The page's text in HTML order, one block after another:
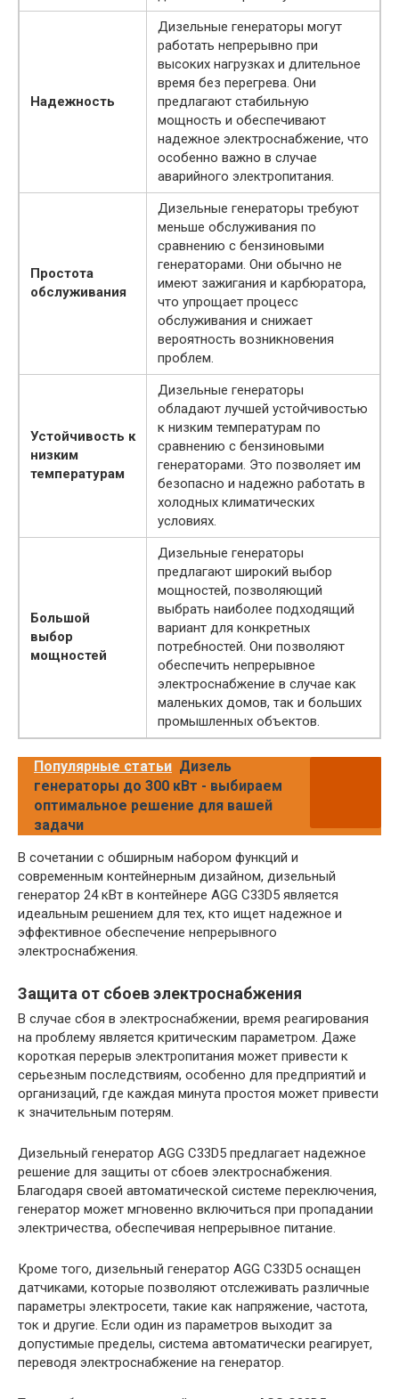
Надежность
Дизельные генераторы могут
работать непрерывно при
высоких нагрузках и длительное
время без перегрева. Они
предлагают стабильную
мощность и обеспечивают
надежное электроснабжение, что
особенно важно в случае
аварийного электропитания.
Простота
обслуживания
Дизельные генераторы требуют
меньше обслуживания по
сравнению с бензиновыми
генераторами. Они обычно не
имеют зажигания и карбюратора,
что упрощает процесс
обслуживания и снижает
вероятность возникновения
проблем.
Устойчивость к
низким
температурам
Дизельные генераторы
обладают лучшей устойчивостью
к низким температурам по
сравнению с бензиновыми
генераторами. Это позволяет им
безопасно и надежно работать в
холодных климатических
условиях.
Большой
выбор
мощностей
Дизельные генераторы
предлагают широкий выбор
мощностей, позволяющий
выбрать наиболее подходящий
вариант для конкретных
потребностей. Они позволяют
обеспечить непрерывное
электроснабжение в случае как
маленьких домов, так и больших
промышленных объектов.
Популярные статьи Дизель
генераторы до 300 кВт - выбираем
оптимальное решение для вашей
задачи
В сочетании с обширным набором функций и
современным контейнерным дизайном, дизельный
генератор 24 кВт в контейнере AGG C33D5 является
идеальным решением для тех, кто ищет надежное и
эффективное обеспечение непрерывного
электроснабжения.
Защита от сбоев электроснабжения
В случае сбоя в электроснабжении, время реагирования
на проблему является критическим параметром. Даже
короткая перерыв электропитания может привести к
серьезным последствиям, особенно для предприятий и
организаций, где каждая минута простоя может привести
к значительным потерям.
Дизельный генератор AGG C33D5 предлагает надежное
решение для защиты от сбоев электроснабжения.
Благодаря своей автоматической системе переключения,
генератор может мгновенно включиться при пропадании
электричества, обеспечивая непрерывное питание.
Кроме того, дизельный генератор AGG C33D5 оснащен
датчиками, которые позволяют отслеживать различные
параметры электросети, такие как напряжение, частота,
ток и другие. Если один из параметров выходит за
допустимые пределы, система автоматически реагирует,
переводя электроснабжение на генератор.